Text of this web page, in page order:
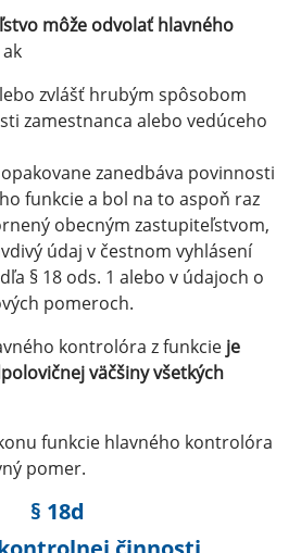
môže odvolať hlavného
ak
zvlášť hrubým spôsobom
zamestnanca alebo vedúceho
zanedbáva povinnosti
funkcie a bol na to aspoň raz
obecným zastupiteľstvom,
údaj v čestnom vyhlásení
§ 18 ods. 1 alebo v údajoch o
pomeroch.
kontrolóra z funkcie je
väčšiny všetkých
funkcie hlavného kontrolóra
pomer.
§ 18d